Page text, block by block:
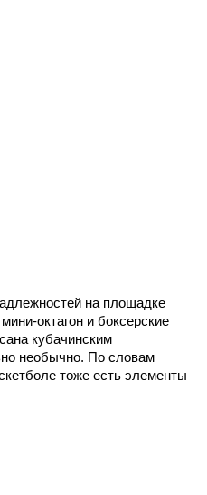
на площадке
октагон и боксерские
кубачинским
необычно. По словам
тоже есть элементы